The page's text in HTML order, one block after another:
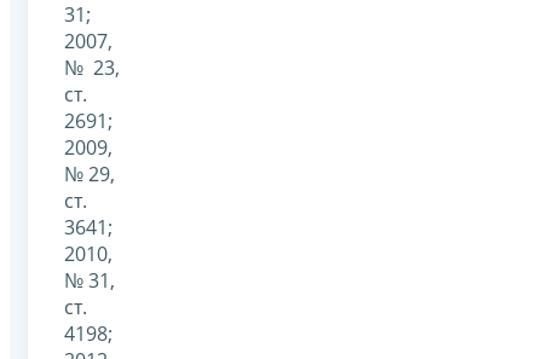
31;
2007,
№ 23,
ст.
2691;
2009,
№ 29,
ст.
3641;
2010,
№ 31,
ст.
4198;